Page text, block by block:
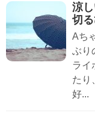
涼
切
Aち
ぶり
ライ
たり
好...